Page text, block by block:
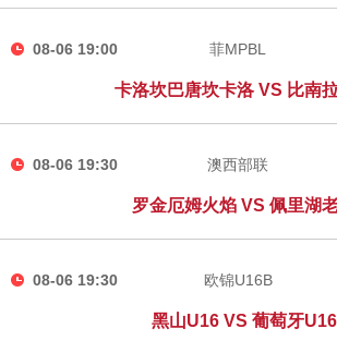
08-06 19:00 菲MPBL
卡洛坎巴唐坎卡洛 VS 比南
08-06 19:30 澳西部联
罗金厄姆火焰 VS 佩里湖
08-06 19:30 欧锦U16B
黑山U16 VS 葡萄牙U16